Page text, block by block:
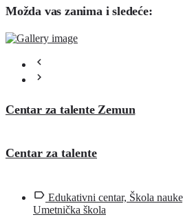
Možda vas zanima i sledeće:
Centar za talente Zemun
Centar za talente
Edukativni centar, Škola
Umetnička škola